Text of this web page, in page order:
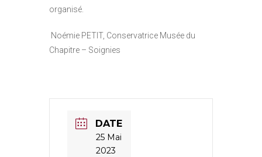
organisé.
Noémie PETIT, Conservatrice Musée du
Chapitre – Soignies
DATE
25 Mai
2023